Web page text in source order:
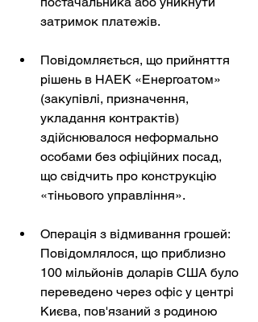
затримок платежів.
Повідомляється, що прийняття
рішень в НАЕК «Енергоатом»
(закупівлі, призначення,
укладання контрактів)
здійснювалося неформально
особами без офіційних посад,
що свідчить про конструкцію
«тіньового управління».
Операція з відмивання грошей:
Повідомлялося, що приблизно
100 мільйонів доларів США було
переведено через офіс у центрі
Києва, пов'язаний з родиною